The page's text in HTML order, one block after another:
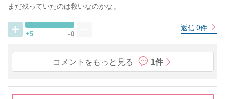
まだ残っていたのは救いなのかな。
+5 -0
返信 0件
コメントをもっと見る 1件